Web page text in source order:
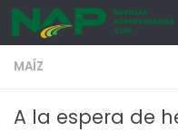
Skip to content
MAÍZ
A la espera de